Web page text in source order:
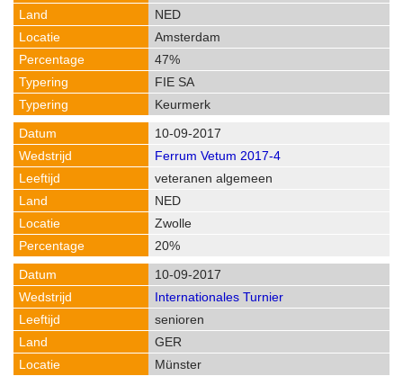
NED
Amsterdam
47%
FIE SA
Keurmerk
10-09-2017
Ferrum Vetum 2017-4
veteranen algemeen
NED
Zwolle
20%
10-09-2017
Internationales Turnier
senioren
GER
Münster